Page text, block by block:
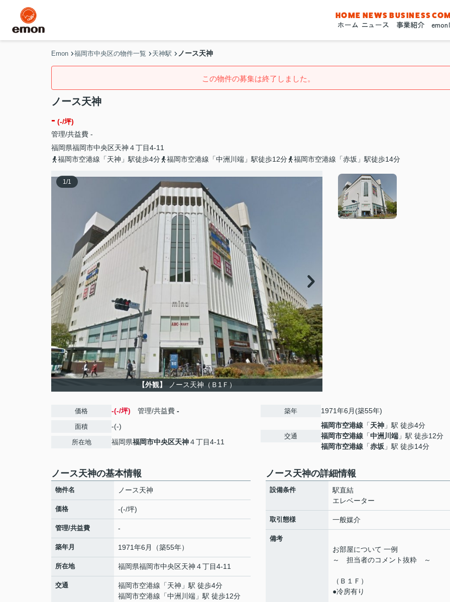
HOME
ホーム
NEWS
ニュース
BUSINESS
事業紹介
Emon 福岡市中央区の物件一覧 天神駅 ノース天神
この物件の募集は終了しました。
ノース天神
- (-/坪)
管理/共益費 -
福岡県福岡市中央区天神 ４丁目4-11
福岡市空港線「天神」駅徒歩4分
福岡市空港線「中洲川端」駅徒歩12分 福岡市空港線「赤坂」駅徒歩14分
1/1
【外観】 ノース天神（Ｂ1Ｆ）
価格 -(-/坪) 管理/共益費 -
面積 -(-)
所在地 福岡県福岡市中央区天神４丁目4-11
築年 1971年6月(築55年)
交通
福岡市空港線 「天神 」駅 徒歩4分
福岡市空港線 「中洲川端 」駅 徒歩12分
福岡市空港線 「赤坂 」駅 徒歩14分
ノース天神の基本情報
物件名 ノース天神
価格 -(-/坪)
管理/共益費 -
築年月 1971年6月（築55年）
所在地 福岡県福岡市中央区天神 ４丁目4-11
交通 福岡市空港線 「天神 」駅 徒歩4分
福岡市空港線 「中洲川端 」駅 徒歩12分
ノース天神の詳細情報
設備条件
駅直結
エレベーター
取引態様 一般媒介
備考
お部屋について 一例
～ 担当者のコメント抜粋 ～
（Ｂ１Ｆ）
●冷房有り